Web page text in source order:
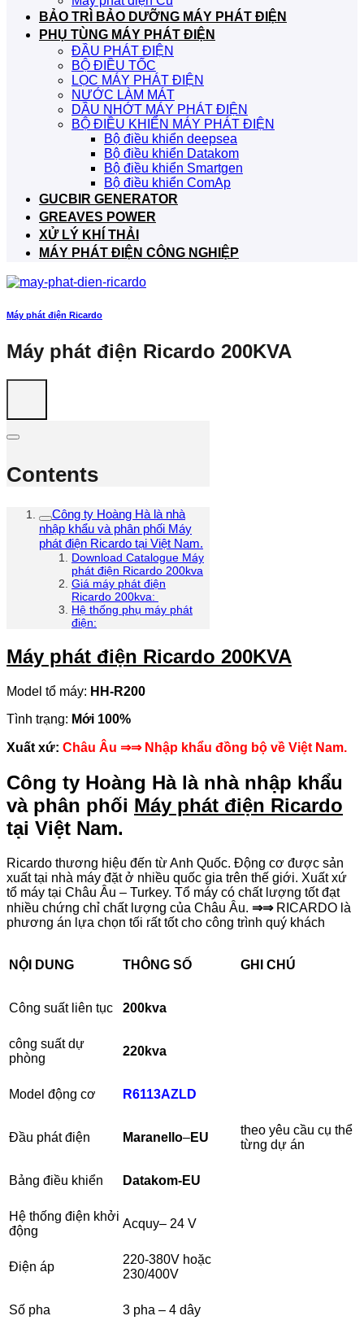
BẢO TRÌ BẢO DƯỠNG MÁY PHÁT ĐIỆN
PHỤ TÙNG MÁY PHÁT ĐIỆN
ĐẦU PHÁT ĐIỆN
BỘ ĐIỀU TỐC
LỌC MÁY PHÁT ĐIỆN
NƯỚC LÀM MÁT
DẦU NHỚT MÁY PHÁT ĐIỆN
BỘ ĐIỀU KHIỂN MÁY PHÁT ĐIỆN
Bộ điều khiển deepsea
Bộ điều khiển Datakom
Bộ điều khiển Smartgen
Bộ điều khiển ComAp
GUCBIR GENERATOR
GREAVES POWER
XỬ LÝ KHÍ THẢI
MÁY PHÁT ĐIỆN CÔNG NGHIỆP
Máy phát điện Ricardo
Máy phát điện Ricardo 200KVA
Contents
Công ty Hoàng Hà là nhà
nhập khẩu và phân phối Máy
phát điện Ricardo tại Việt Nam.
Download Catalogue Máy
phát điện Ricardo 200kva
Giá máy phát điện
Ricardo 200kva:
Hệ thống phụ máy phát
điện:
Máy phát điện Ricardo 200KVA
Model tổ máy: HH-R200
Tình trạng: Mới 100%
Xuất xứ: Châu Âu ⇒⇒ Nhập khẩu đồng bộ về Việt Nam.
Công ty Hoàng Hà là nhà nhập khẩu
và phân phối Máy phát điện Ricardo
tại Việt Nam.
Ricardo thương hiệu đến từ Anh Quốc. Động cơ được sản
xuất tại nhà máy đặt ở nhiều quốc gia trên thế giới. Xuất xứ
tổ máy tại Châu Âu – Turkey. Tổ máy có chất lượng tốt đạt
nhiều chứng chỉ chất lượng của Châu Âu. ⇒⇒RICARDO là
phương án lựa chọn tối rất tốt cho công trình quý khách
NỘI DUNG THÔNG SỐ GHI CHÚ
Công suất liên tục 200kva
công suất dự
phòng
220kva
Model động cơ R6113AZLD
Đầu phát điện Maranello–EU
theo yêu cầu cụ thể
từng dự án
Bảng điều khiển Datakom-EU
Hệ thống điện khởi
động
Acquy– 24 V
Điện áp
220-380V hoặc
230/400V
Số pha 3 pha – 4 dây